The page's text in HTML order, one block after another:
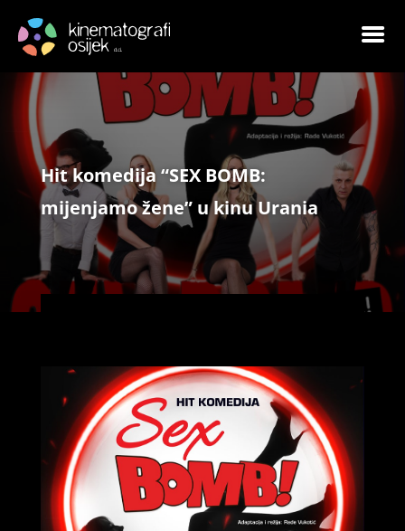
Hit komedija “SEX BOMB:
mijenjamo žene” u kinu Urania